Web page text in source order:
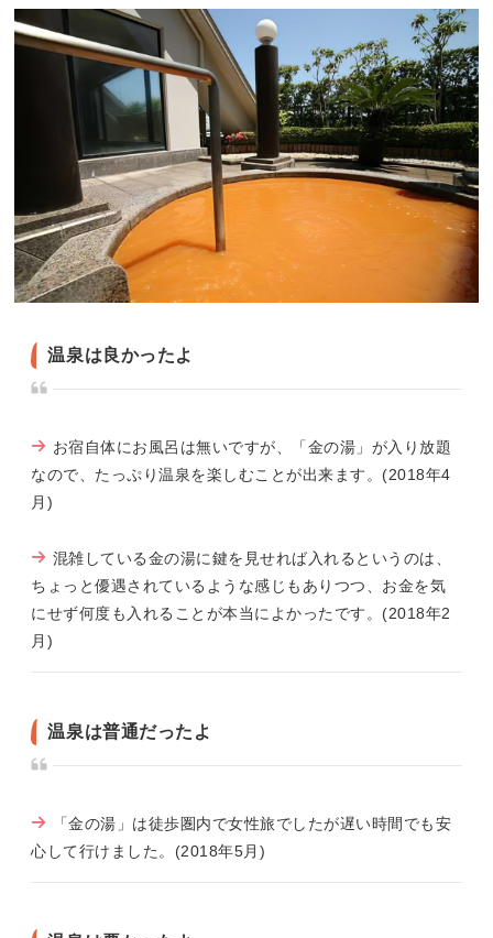
温泉は良かったよ
お宿自体にお風呂は無いですが、「金の湯」が入り放題
なので、たっぷり温泉を楽しむことが出来ます。(2018年4
月)
混雑している金の湯に鍵を見せれば入れるというのは、
ちょっと優遇されているような感じもありつつ、お金を気
にせず何度も入れることが本当によかったです。(2018年2
月)
温泉は普通だったよ
「金の湯」は徒歩圏内で女性旅でしたが遅い時間でも安
心して行けました。(2018年5月)